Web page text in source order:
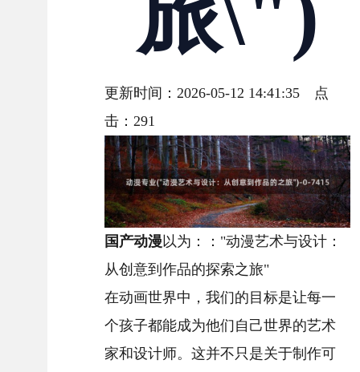
更新时间：2026-05-12 14:41:35 点
击：291
国产动漫 以为：："动漫艺术与设计：
从创意到作品的探索之旅"
在动画世界中，我们的目标是让每一
个孩子都能成为他们自己世界的艺术
家和设计师。这并不只是关于制作可